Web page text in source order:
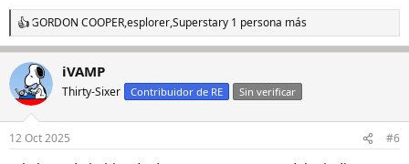
R
e
a
c
c
i
e
GORDON COOPER,esplorer,Superstary 1 persona más
iVAMP
Thirty-Sixer Contribuidor de RE Sin verificar
12 Oct 2025 #6